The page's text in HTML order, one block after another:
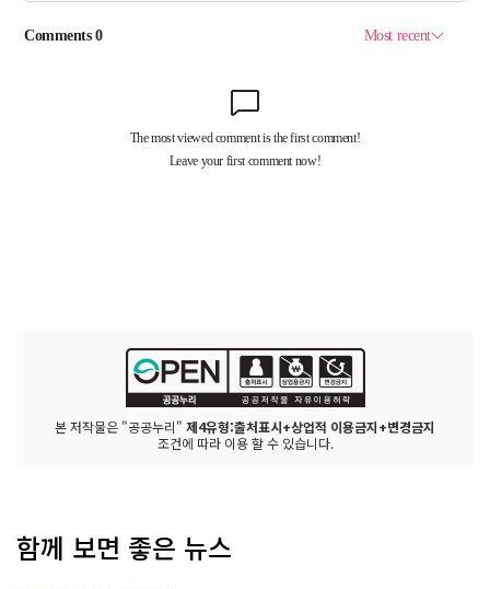
본 저작물은 "공공누리" 제4유형:출처표시+상업적 이용금지+변경금지
조건에 따라 이용 할 수 있습니다.
함께 보면 좋은 뉴스